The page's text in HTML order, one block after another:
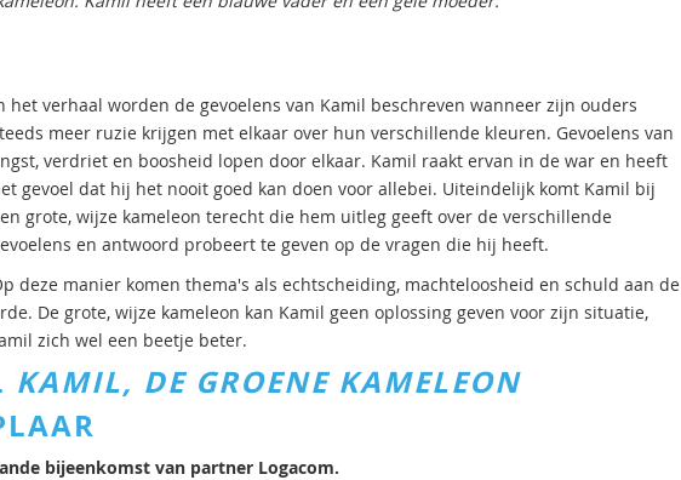
het verhaal worden de gevoelens van Kamil beschreven wanneer zijn ouders
meer ruzie krijgen met elkaar over hun verschillende kleuren. Gevoelens van
verdriet en boosheid lopen door elkaar. Kamil raakt ervan in de war en heeft
gevoel dat hij het nooit goed kan doen voor allebei. Uiteindelijk komt Kamil bij
grote, wijze kameleon terecht die hem uitleg geeft over de verschillende
en antwoord probeert te geven op de vragen die hij heeft.
deze manier komen thema's als echtscheiding, machteloosheid en schuld aan de
De grote, wijze kameleon kan Kamil geen oplossing geven voor zijn situatie,
zich wel een beetje beter.
KAMIL, DE GROENE KAMELEON
bijeenkomst van partner Logacom.